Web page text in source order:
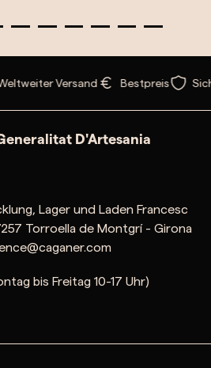
Versand Bestpreis
D'Artesania
Lager und Laden Francesc
Torroella de Montgrí - Girona
bis Freitag 10-17 Uhr)